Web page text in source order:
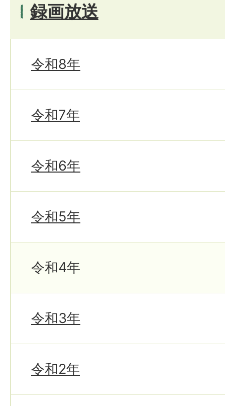
録画放送
令和8年
令和7年
令和6年
令和5年
令和4年
令和3年
令和2年